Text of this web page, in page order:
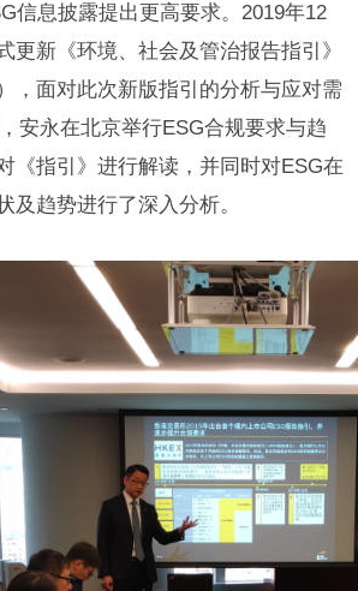
信息披露提出更高要求。2019年12
更新《环境、社会及管治报告指引》
，面对此次新版指引的分析与应对需
安永在北京举行ESG合规要求与趋
《指引》进行解读，并同时对ESG在
及趋势进行了深入分析。